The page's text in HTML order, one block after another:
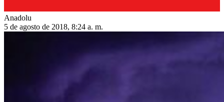
Anadolu
5 de agosto de 2018, 8:24 a. m.